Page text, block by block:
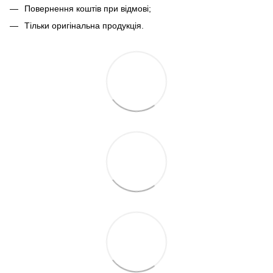
Повернення коштів при відмові;
Тільки оригінальна продукція.